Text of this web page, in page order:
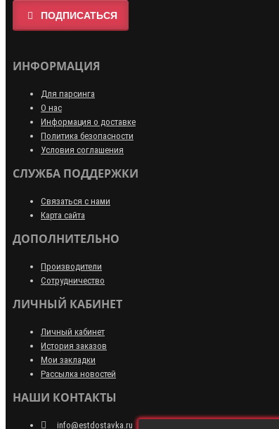
ПОДПИСАТЬСЯ
ИНФОРМАЦИЯ
Для парсинга
О нас
Информация о доставке
Политика безопасности
Условия соглашения
СЛУЖБА ПОДДЕРЖКИ
Связаться с нами
Карта сайта
ДОПОЛНИТЕЛЬНО
Производители
Сотрудничество
ЛИЧНЫЙ КАБИНЕТ
Личный кабинет
История заказов
Мои закладки
Рассылка новостей
НАШИ КОНТАКТЫ
info@estdostavka.ru